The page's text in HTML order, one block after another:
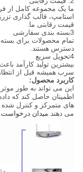
ما یک مجموعه کامل از
استامپ، قالب گذاری
قیمت رقابتی ما.
3بسته بندی سفارشی
تمام محصولات برای
دسترس هستند.
4تحویل سریع
بیشترین تولید کارآمد
سرب همیشه قبل از
کاربرد محصول:
این می تواند به طور موثر
اطمینان حاصل کند که
های متمرکز و کنترل شده
می دهند.میدان درخواست